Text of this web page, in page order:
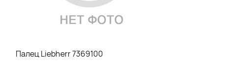
Палец Liebherr 7369100